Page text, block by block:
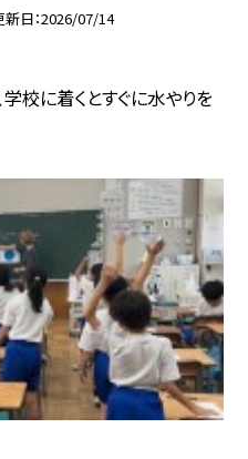
新日 2026/07/14
校に着くとすぐに水やりを